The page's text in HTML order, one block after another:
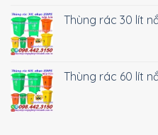
Thùng rác 30 lít
Thùng rác 60 lít